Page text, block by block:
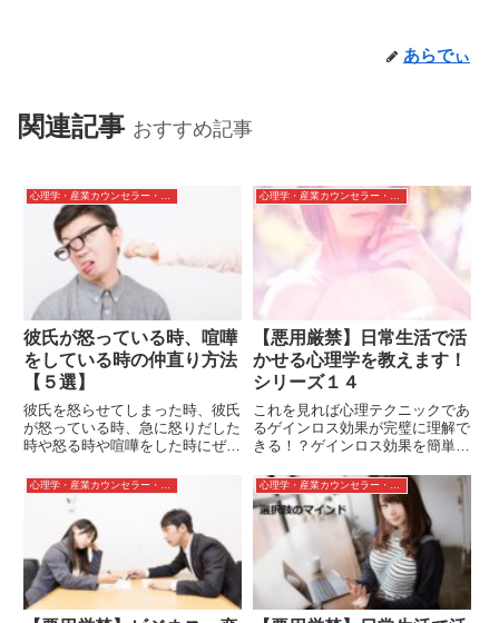
あらでぃ
関連記事 おすすめ記事
心理学・産業カウンセラー・カウンセリング
彼氏が怒っている時、喧嘩
をしている時の仲直り方法
【５選】
彼氏を怒らせてしまった時、彼氏
が怒っている時、急に怒りだした
時や怒る時や喧嘩をした時にぜひ
目指すための方法を５つにまとめ
ました。どれもすぐに実践できる
ことなので記憶に残してぜひ実践
してみてください。
心理学・産業カウンセラー・カウンセリング
【悪用厳禁】日常生活で活
かせる心理学を教えます！
シリーズ１４
これを見れば心理テクニックであ
るゲインロス効果が完璧に理解で
きる！？ゲインロス効果を簡単い
図的に作り出すことで全ての人に
好印象を与えることができます。
実際での使用例と恋愛での使用例
をすごく詳しく解説しています。
心理学・産業カウンセラー・カウンセリング 心理学・産業カウンセラー・カウンセリング